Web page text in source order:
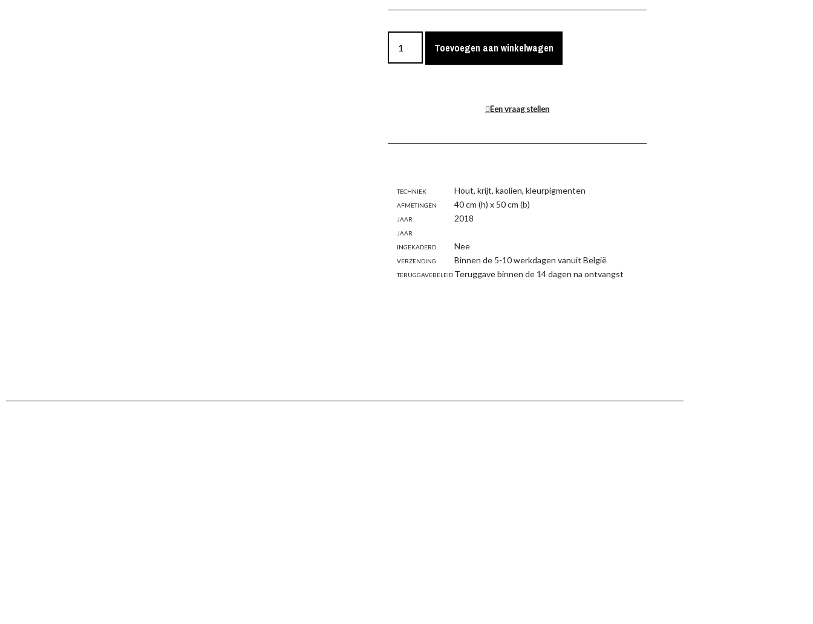
Toevoegen aan winkelwagen
Een vraag stellen
Techniek
Hout, krijt, kaolien, kleurpigmenten
Afmetingen
40 cm (h) x 50 cm (b)
Jaar
2018
Jaar
Ingekaderd
Nee
Verzending
Binnen de 5-10 werkdagen vanuit België
TeruggavebeleidTeruggave binnen de 14 dagen na ontvangst